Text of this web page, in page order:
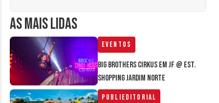
AS MAIS LIDAS
Eventos
Big Brothers Cirkus em JF @ Est.
Shopping Jardim Norte
Publieditorial